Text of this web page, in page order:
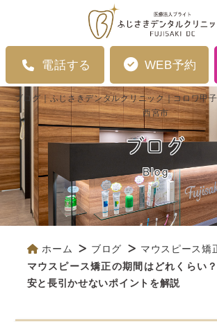
電話する WEB予約
ブログ
Blog
ブログ｜ふじさきデンタルクリニック｜コロワ甲
西宮市
ホーム ブログ
マウスピース矯
マウスピース矯正の期間はどれくらい
安と長引かせないポイントを解説